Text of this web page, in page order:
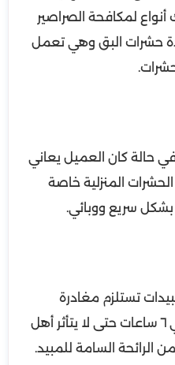
لمكافحة الصراصير
حشرات البق وهي تعمل
في حالة كان العميل يعاني
المنزلية خاصة
بشكل سريع ووبائي.
تستلزم مغادرة
العميل للمنزل لمدة من ٣ الي ٦ ساعات حتى لا يتأثر أهل
الرائحة السامة للمبيد.